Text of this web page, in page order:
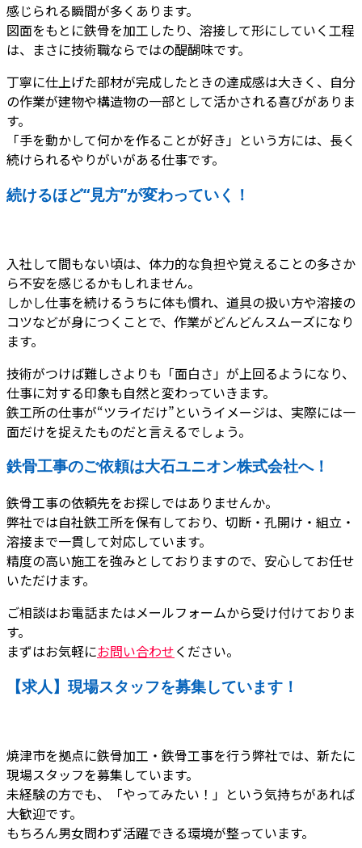
感じられる瞬間が多くあります。
図面をもとに鉄骨を加工したり、溶接して形にしていく工程
は、まさに技術職ならではの醍醐味です。
丁寧に仕上げた部材が完成したときの達成感は大きく、自分
の作業が建物や構造物の一部として活かされる喜びがありま
す。
「手を動かして何かを作ることが好き」という方には、長く
続けられるやりがいがある仕事です。
続けるほど“見方”が変わっていく！
入社して間もない頃は、体力的な負担や覚えることの多さか
ら不安を感じるかもしれません。
しかし仕事を続けるうちに体も慣れ、道具の扱い方や溶接の
コツなどが身につくことで、作業がどんどんスムーズになり
ます。
技術がつけば難しさよりも「面白さ」が上回るようになり、
仕事に対する印象も自然と変わっていきます。
鉄工所の仕事が“ツライだけ”というイメージは、実際には一
面だけを捉えたものだと言えるでしょう。
鉄骨工事のご依頼は大石ユニオン株式会社へ！
鉄骨工事の依頼先をお探しではありませんか。
弊社では自社鉄工所を保有しており、切断・孔開け・組立・
溶接まで一貫して対応しています。
精度の高い施工を強みとしておりますので、安心してお任せ
いただけます。
ご相談はお電話またはメールフォームから受け付けておりま
す。
まずはお気軽にお問い合わせください。
【求人】現場スタッフを募集しています！
焼津市を拠点に鉄骨加工・鉄骨工事を行う弊社では、新たに
現場スタッフを募集しています。
未経験の方でも、「やってみたい！」という気持ちがあれば
大歓迎です。
もちろん男女問わず活躍できる環境が整っています。